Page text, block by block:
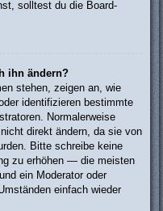
solltest du die Board-
ihn ändern?
stehen, zeigen an, wie
identifizieren bestimmte
Normalerweise
direkt ändern, da sie von
Bitte schreibe keine
zu erhöhen — die meisten
ein Moderator oder
einfach wieder